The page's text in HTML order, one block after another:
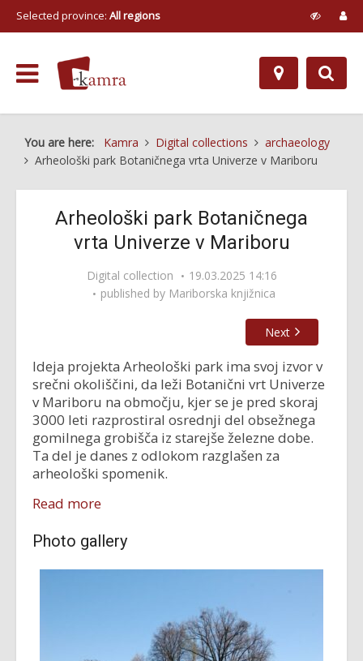
Selected province: All regions
You are here: Kamra Digital collections
archaeology
Arheološki park Botaničnega vrta Univerze v Mariboru
Arheološki park Botaničnega
vrta Univerze v Mariboru
Digital collection
19.03.2025 14:16
published by Mariborska knjižnica
Next
Ideja projekta Arheološki park ima svoj izvor v
srečni okoliščini, da leži Botanični vrt Univerze
v Mariboru na območju, kjer se je pred skoraj
3000 leti razprostiral osrednji del obsežnega
gomilnega grobišča iz starejše železne dobe.
Ta del je danes z odlokom razglašen za
arheološki spomenik.
Read more
Photo gallery